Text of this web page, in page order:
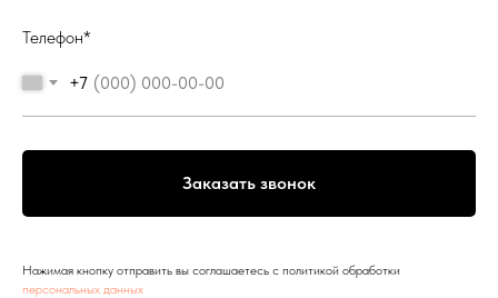
Телефон*
+7
Заказать звонок
Нажимая кнопку отправить вы соглашаетесь с политикой обработки
персональных данных